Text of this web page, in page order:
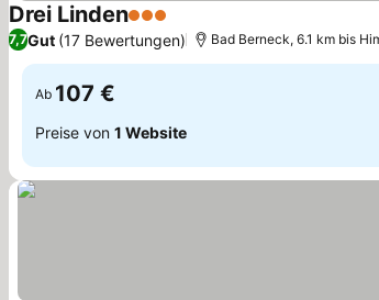
Drei Linden3 Sterne
7,7Gut (17 Bewertungen) Bad Berneck, 6.1 km bis
Ab 107 €
Preise von 1 Website